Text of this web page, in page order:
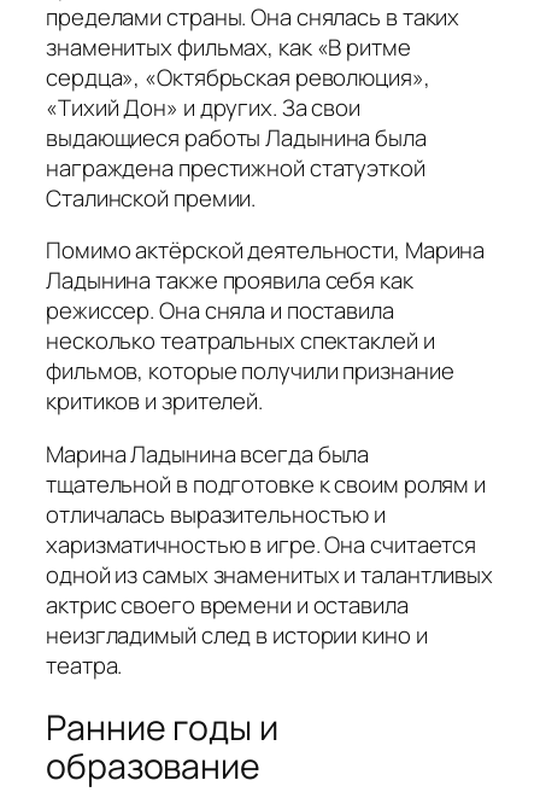
пределами страны. Она снялась в таких
знаменитых фильмах, как «В ритме
сердца», «Октябрьская революция»,
«Тихий Дон» и других. За свои
выдающиеся работы Ладынина была
награждена престижной статуэткой
Сталинской премии.
Помимо актёрской деятельности, Марина
Ладынина также проявила себя как
режиссер. Она сняла и поставила
несколько театральных спектаклей и
фильмов, которые получили признание
критиков и зрителей.
Марина Ладынина всегда была
тщательной в подготовке к своим ролям и
отличалась выразительностью и
харизматичностью в игре. Она считается
одной из самых знаменитых и талантливых
актрис своего времени и оставила
неизгладимый след в истории кино и
театра.
Ранние годы и
образование